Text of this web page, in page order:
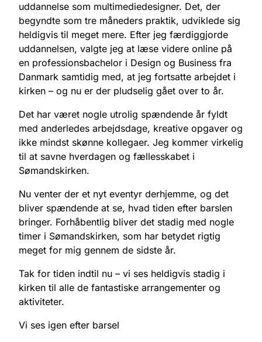
uddannelse som multimediedesigner. Det, der
begyndte som tre måneders praktik, udviklede sig
heldigvis til meget mere. Efter jeg færdiggjorde
uddannelsen, valgte jeg at læse videre online på
en professionsbachelor i Design og Business fra
Danmark samtidig med, at jeg fortsatte arbejdet i
kirken – og nu er der pludselig gået over to år.
Det har været nogle utrolig spændende år fyldt
med anderledes arbejdsdage, kreative opgaver og
ikke mindst skønne kollegaer. Jeg kommer virkelig
til at savne hverdagen og fællesskabet i
Sømandskirken.
Nu venter der et nyt eventyr derhjemme, og det
bliver spændende at se, hvad tiden efter barslen
bringer. Forhåbentlig bliver det stadig med nogle
timer i Sømandskirken, som har betydet rigtig
meget for mig gennem de sidste år.
Tak for tiden indtil nu – vi ses heldigvis stadig i
kirken til alle de fantastiske arrangementer og
aktiviteter.
Vi ses igen efter barsel